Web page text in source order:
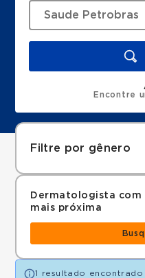
Encontre
Filtre por gênero
Dermatologista
mais próxima
1 resultado encontrado